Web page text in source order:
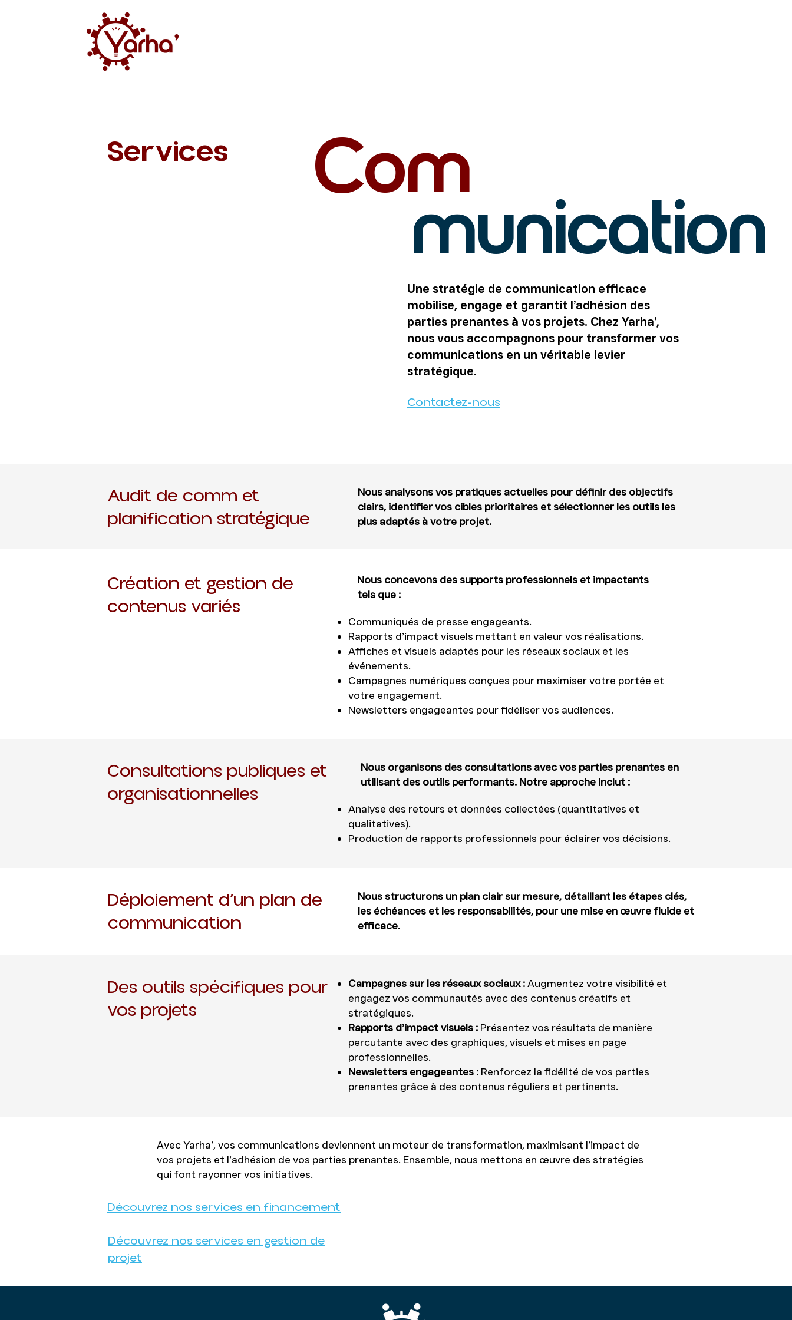
Services Com
munication
Une stratégie de communication efficace
mobilise, engage et garantit l’adhésion des
parties prenantes à vos projets. Chez Yarha’,
nous vous accompagnons pour transformer vos
communications en un véritable levier
stratégique.
Contactez-nous
Audit de comm et
planification stratégique
Nous analysons vos pratiques actuelles pour définir des objectifs
clairs, identifier vos cibles prioritaires et sélectionner les outils les
plus adaptés à votre projet.
Création et gestion de
contenus variés
Nous concevons des supports professionnels et impactants
tels que :
Communiqués de presse engageants.
Rapports d’impact visuels mettant en valeur vos réalisations.
Affiches et visuels adaptés pour les réseaux sociaux et les
événements.
Campagnes numériques conçues pour maximiser votre portée et
votre engagement.
Newsletters engageantes pour fidéliser vos audiences.
Consultations publiques et
organisationnelles
Nous organisons des consultations avec vos parties prenantes en
utilisant des outils performants. Notre approche inclut :
Analyse des retours et données collectées (quantitatives et
qualitatives).
Production de rapports professionnels pour éclairer vos décisions.
Déploiement d’un plan de
communication
Nous structurons un plan clair sur mesure, détaillant les étapes clés,
les échéances et les responsabilités, pour une mise en œuvre fluide et
efficace.
Des outils spécifiques pour
vos projets
Campagnes sur les réseaux sociaux :Augmentez votre visibilité et
engagez vos communautés avec des contenus créatifs et
stratégiques.
Rapports d’impact visuels : Présentez vos résultats de manière
percutante avec des graphiques, visuels et mises en page
professionnelles.
Newsletters engageantes : Renforcez la fidélité de vos parties
prenantes grâce à des contenus réguliers et pertinents.
Avec Yarha’, vos communications deviennent un moteur de transformation, maximisant l’impact de
vos projets et l’adhésion de vos parties prenantes. Ensemble, nous mettons en œuvre des stratégies
qui font rayonner vos initiatives.
Découvrez nos services en financement
Découvrez nos services en gestion de
projet